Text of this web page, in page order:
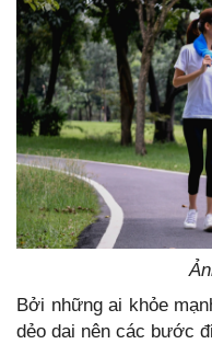
Bởi những ai khỏe
dẻo dai nên các bước